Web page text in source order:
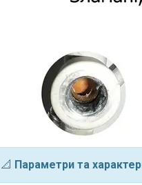
📐 Параметри та